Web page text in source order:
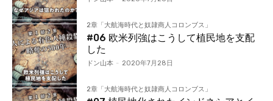
2章「大航海時代と奴隷商人コロンブス」
#06 欧米列強はこうして植民地を支配
した
ドン山本 - 2020年7月28日
2章「大航海時代と奴隷商人コロンブス」